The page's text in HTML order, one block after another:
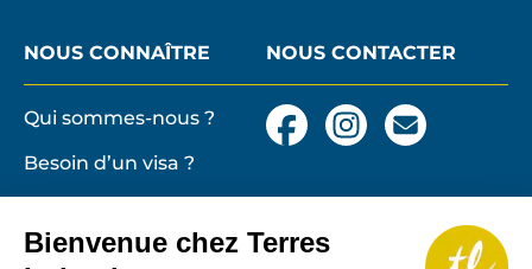
Bienvenue chez Terres
NOUS CONNAÎTRE
Qui sommes-nous ?
Besoin d’un visa ?
et particulières de
vente
NOUS CONTACTER
FacebookInstagram
Nous
contacter
email